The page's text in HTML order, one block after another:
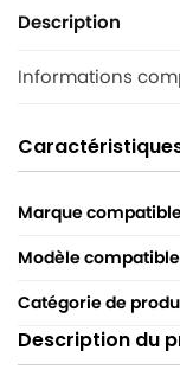
Description
Informations
Marque
Modèle
Catégorie de
Description du